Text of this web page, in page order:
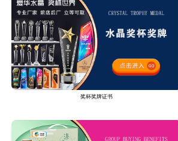
奖杯奖牌证书